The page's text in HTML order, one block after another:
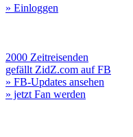
» Einloggen
2000 Zeitreisenden
gefällt ZidZ.com auf FB
» FB-Updates ansehen
» jetzt Fan werden